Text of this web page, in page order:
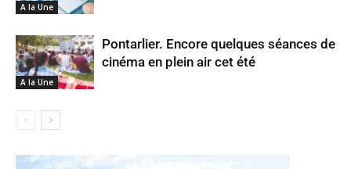
A la Une
A la Une
Pontarlier. Encore quelques séances de
cinéma en plein air cet été